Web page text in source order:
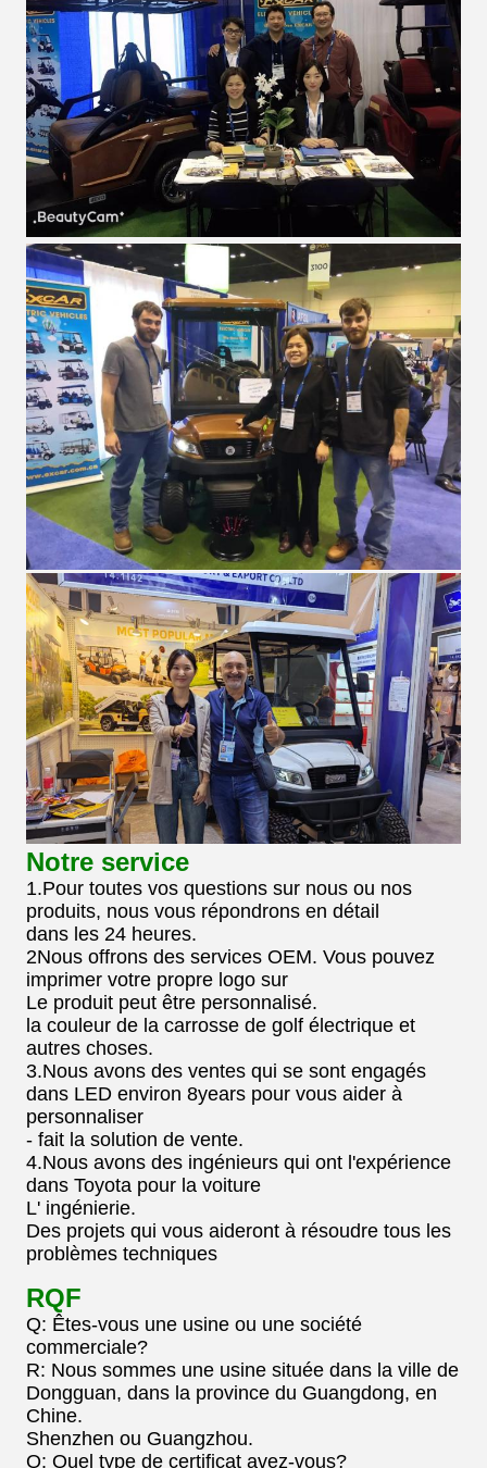
Notre service
1.Pour toutes vos questions sur nous ou nos
produits, nous vous répondrons en détail
dans les 24 heures.
2Nous offrons des services OEM. Vous pouvez
imprimer votre propre logo sur
Le produit peut être personnalisé.
la couleur de la carrosse de golf électrique et
autres choses.
3.Nous avons des ventes qui se sont engagés
dans LED environ 8years pour vous aider à
personnaliser
- fait la solution de vente.
4.Nous avons des ingénieurs qui ont l'expérience
dans Toyota pour la voiture
L' ingénierie.
Des projets qui vous aideront à résoudre tous les
problèmes techniques
RQF
Q: Êtes-vous une usine ou une société
commerciale?
R: Nous sommes une usine située dans la ville de
Dongguan, dans la province du Guangdong, en
Chine.
Shenzhen ou Guangzhou.
Q: Quel type de certificat avez-vous?